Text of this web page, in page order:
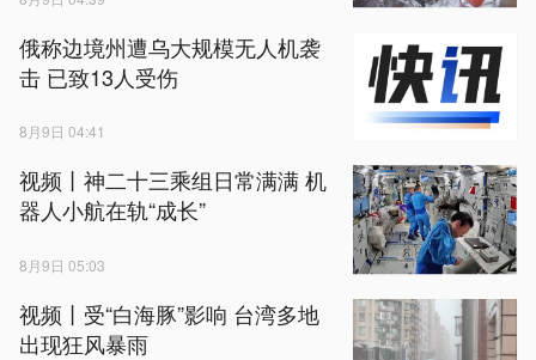
俄称边境州遭乌大规模无人机袭
击 已致13人受伤
8月9日 04:41
视频丨神二十三乘组日常满满 机
器人小航在轨“成长”
8月9日 05:03
视频丨受“白海豚”影响 台湾多地
出现狂风暴雨